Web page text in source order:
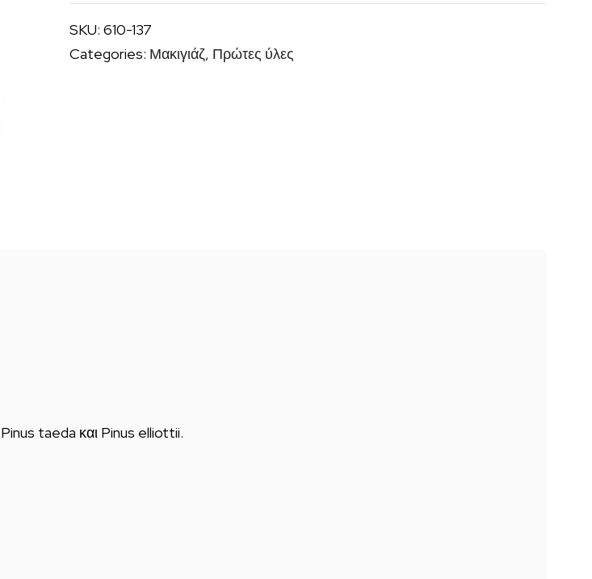
-
Volum
cils
SKU: 610-137
Categories: Μακιγιάζ, Πρώτες ύλες
taeda και Pinus elliottii.